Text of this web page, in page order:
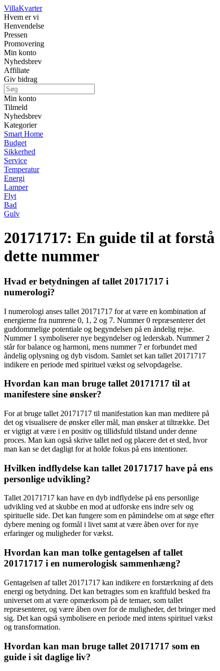
VillaKvarter
Hvem er vi
Henvendelse
Pressen
Promovering
Min konto
Nyhedsbrev
Affiliate
Giv bidrag
Min konto
Tilmeld
Nyhedsbrev
Kategorier
Smart Home
Budget
Sikkerhed
Service
Temperatur
Energi
Lamper
Flyt
Bad
Gulv
20171717: En guide til at forstå
dette nummer
Hvad er betydningen af ​​tallet 20171717 i
numerologi?
I numerologi anses tallet 20171717 for at være en kombination af
energierne fra numrene 0, 1, 2 og 7. Nummer 0 repræsenterer det
guddommelige potentiale og begyndelsen på en åndelig rejse.
Nummer 1 symboliserer nye begyndelser og lederskab. Nummer 2
står for balance og harmoni, mens nummer 7 er forbundet med
åndelig oplysning og dyb visdom. Samlet set kan tallet 20171717
indikere en periode med spirituel vækst og selvopdagelse.
Hvordan kan man bruge tallet 20171717 til at
manifestere sine ønsker?
For at bruge tallet 20171717 til manifestation kan man meditere på
det og visualisere de ønsker eller mål, man ønsker at tiltrække. Det
er vigtigt at være i en positiv og tillidsfuld tilstand under denne
proces. Man kan også skrive tallet ned og placere det et sted, hvor
man kan se det dagligt for at holde fokus på ens intentioner.
Hvilken indflydelse kan tallet 20171717 have på ens
personlige udvikling?
Tallet 20171717 kan have en dyb indflydelse på ens personlige
udvikling ved at skubbe en mod at udforske ens indre selv og
spirituelle side. Det kan fungere som en påmindelse om at søge efter
dybere mening og formål i livet samt at være åben over for nye
erfaringer og muligheder for vækst.
Hvordan kan man tolke gentagelsen af tallet
20171717 i en numerologisk sammenhæng?
Gentagelsen af tallet 20171717 kan indikere en forstærkning af dets
energi og betydning. Det kan betragtes som en kraftfuld besked fra
universet om at være opmærksom på de temaer, som tallet
repræsenterer, og være åben over for de muligheder, det bringer med
sig. Det kan også symbolisere en periode med intens spirituel vækst
og transformation.
Hvordan kan man bruge tallet 20171717 som en
guide i sit daglige liv?